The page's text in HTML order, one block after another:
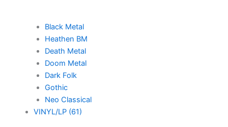
Black Metal
Heathen BM
Death Metal
Doom Metal
Dark Folk
Gothic
Neo Classical
VINYL/LP (61)